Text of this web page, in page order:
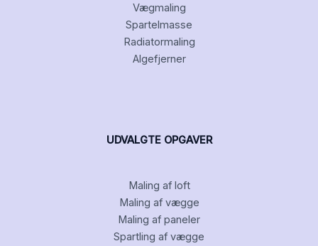
Vægmaling
Spartelmasse
Radiatormaling
Algefjerner
UDVALGTE OPGAVER
Maling af loft
Maling af vægge
Maling af paneler
Spartling af vægge